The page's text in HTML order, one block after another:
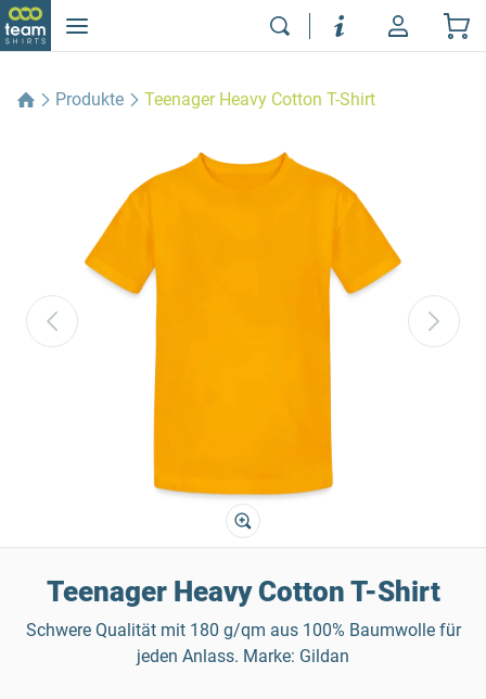
Produkte Teenager Heavy Cotton T-Shirt
Teenager Heavy Cotton T-Shirt
Schwere Qualität mit 180 g/qm aus 100% Baumwolle für
jeden Anlass. Marke: Gildan